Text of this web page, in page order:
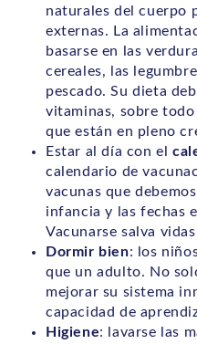
naturales del cuerpo
externas. La
basarse en las
cereales, las
pescado. Su dieta
vitaminas, sobre
que están en pleno
Estar al día con el
calendario de
vacunas que
infancia y las fechas
Vacunarse salva
Dormir bien: los
que un adulto. No
mejorar su sistema
capacidad de
Higiene: lavarse las